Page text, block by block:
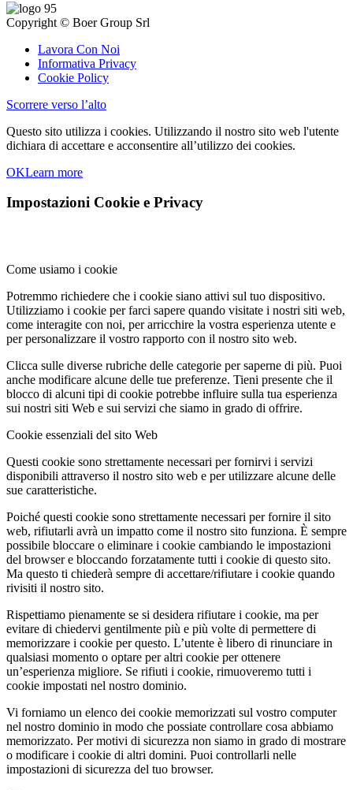
Copyright © Boer Group Srl
Lavora Con Noi
Informativa Privacy
Cookie Policy
Scorrere verso l’alto
Questo sito utilizza i cookies. Utilizzando il nostro sito web l'utente
dichiara di accettare e acconsentire all’utilizzo dei cookies.
OKLearn more
Impostazioni Cookie e Privacy
Come usiamo i cookie
Potremmo richiedere che i cookie siano attivi sul tuo dispositivo.
Utilizziamo i cookie per farci sapere quando visitate i nostri siti web,
come interagite con noi, per arricchire la vostra esperienza utente e
per personalizzare il vostro rapporto con il nostro sito web.
Clicca sulle diverse rubriche delle categorie per saperne di più. Puoi
anche modificare alcune delle tue preferenze. Tieni presente che il
blocco di alcuni tipi di cookie potrebbe influire sulla tua esperienza
sui nostri siti Web e sui servizi che siamo in grado di offrire.
Cookie essenziali del sito Web
Questi cookie sono strettamente necessari per fornirvi i servizi
disponibili attraverso il nostro sito web e per utilizzare alcune delle
sue caratteristiche.
Poiché questi cookie sono strettamente necessari per fornire il sito
web, rifiutarli avrà un impatto come il nostro sito funziona. È sempre
possibile bloccare o eliminare i cookie cambiando le impostazioni
del browser e bloccando forzatamente tutti i cookie di questo sito.
Ma questo ti chiederà sempre di accettare/rifiutare i cookie quando
rivisiti il nostro sito.
Rispettiamo pienamente se si desidera rifiutare i cookie, ma per
evitare di chiedervi gentilmente più e più volte di permettere di
memorizzare i cookie per questo. L’utente è libero di rinunciare in
qualsiasi momento o optare per altri cookie per ottenere
un’esperienza migliore. Se rifiuti i cookie, rimuoveremo tutti i
cookie impostati nel nostro dominio.
Vi forniamo un elenco dei cookie memorizzati sul vostro computer
nel nostro dominio in modo che possiate controllare cosa abbiamo
memorizzato. Per motivi di sicurezza non siamo in grado di mostrare
o modificare i cookie di altri domini. Puoi controllarli nelle
impostazioni di sicurezza del tuo browser.